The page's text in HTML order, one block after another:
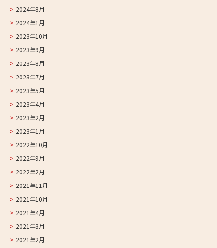
2024年8月
2024年1月
2023年10月
2023年9月
2023年8月
2023年7月
2023年5月
2023年4月
2023年2月
2023年1月
2022年10月
2022年9月
2022年2月
2021年11月
2021年10月
2021年4月
2021年3月
2021年2月